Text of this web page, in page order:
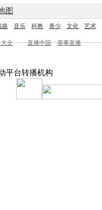
图
曲 音乐 科教 青少 文化 艺术
全 直播中国
赛事直播
平台转播机构